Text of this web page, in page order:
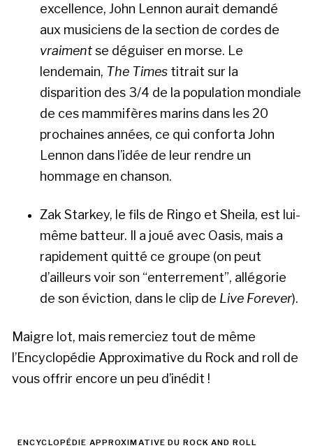
excellence, John Lennon aurait demandé
aux musiciens de la section de cordes de
vraimentse déguiser en morse. Le
lendemain, The Times titrait sur la
disparition des 3/4 de la population mondiale
de ces mammifères marins dans les 20
prochaines années, ce qui conforta John
Lennon dans l’idée de leur rendre un
hommage en chanson.
Zak Starkey, le fils de Ringo et Sheila, est lui-
même batteur. Il a joué avec Oasis, mais a
rapidement quitté ce groupe (on peut
d’ailleurs voir son “enterrement”, allégorie
de son éviction, dans le clip de Live Forever).
Maigre lot, mais remerciez tout de même
l’Encyclopédie Approximative du Rock and roll de
vous offrir encore un peu d’inédit !
ENCYCLOPÉDIE APPROXIMATIVE DU ROCK AND ROLL